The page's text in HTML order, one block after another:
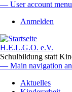
Direkt
Inhalt
User
menu
— User account
Anmelden
H.E.L.G.O. e.V.
Schulbildung statt
Main
— Main navigation
Aktuelles